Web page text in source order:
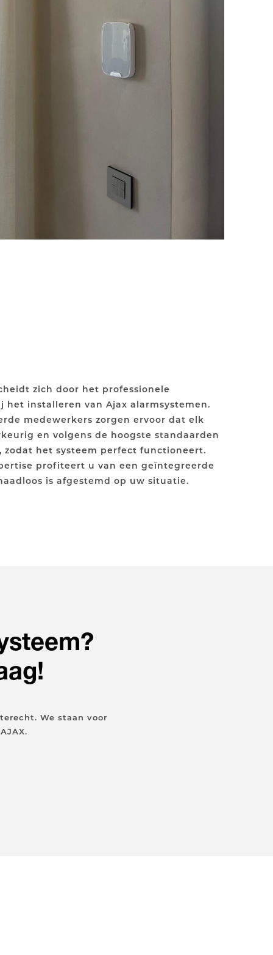
zich door het professionele
het installeren van Ajax alarmsystemen.
medewerkers zorgen ervoor dat elk
en volgens de hoogste standaarden
zodat het systeem perfect functioneert.
profiteert u van een geïntegreerde
is afgestemd op uw situatie.
We staan voor